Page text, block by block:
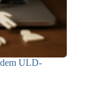
dem ULD-